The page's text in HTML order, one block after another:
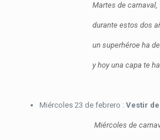
Martes de carnaval,
durante estos dos
un superhéroe ha
y hoy una capa te has
Miércoles 23 de febrero : Vestir
Miércoles de